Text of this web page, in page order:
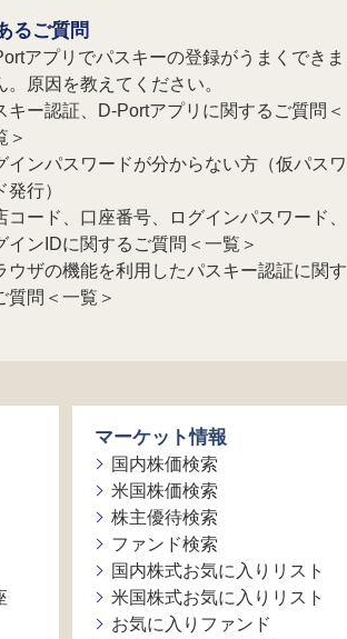
るご質問
アプリでパスキーの登録がうまくできま
。原因を教えてください。
キー認証、D-Portアプリに関するご質問＜
＞
インパスワードが分からない方（仮パスワ
発行）
コード、口座番号、ログインパスワード、
インIDに関するご質問＜一覧＞
ウザの機能を利用したパスキー認証に関す
質問＜一覧＞
マーケット情報
国内株価検索
米国株価検索
株主優待検索
ファンド検索
国内株式お気に入りリスト
米国株式お気に入りリスト
お気に入りファンド